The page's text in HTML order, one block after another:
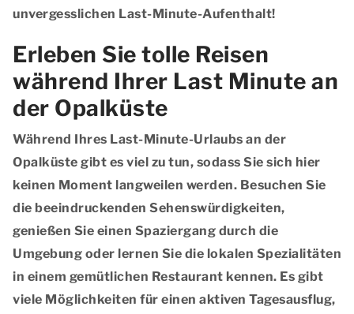
unvergesslichen Last-Minute-Aufenthalt!
Erleben Sie tolle Reisen
während Ihrer Last Minute an
der Opalküste
Während Ihres Last-Minute-Urlaubs an der
Opalküste gibt es viel zu tun, sodass Sie sich hier
keinen Moment langweilen werden. Besuchen Sie
die beeindruckenden Sehenswürdigkeiten,
genießen Sie einen Spaziergang durch die
Umgebung oder lernen Sie die lokalen Spezialitäten
in einem gemütlichen Restaurant kennen. Es gibt
viele Möglichkeiten für einen aktiven Tagesausflug,